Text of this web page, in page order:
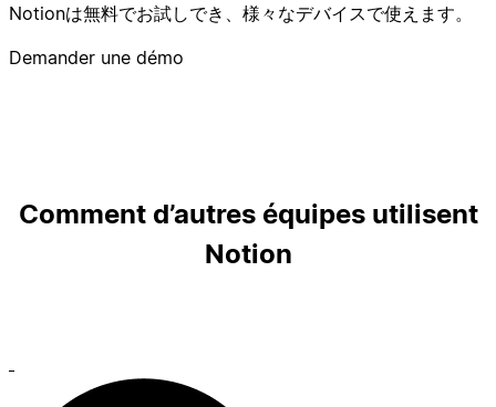
Notionは無料でお試しでき、様々なデバイスで使えます。
Demander une démo
Comment d’autres équipes utilisent
Notion